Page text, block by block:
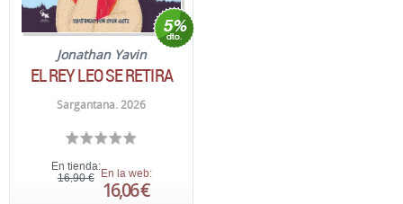
Jonathan Yavin
EL REY LEO SE RETIRA
Sargantana. 2026
En tienda:
16,90 € En la web:
16,06 €